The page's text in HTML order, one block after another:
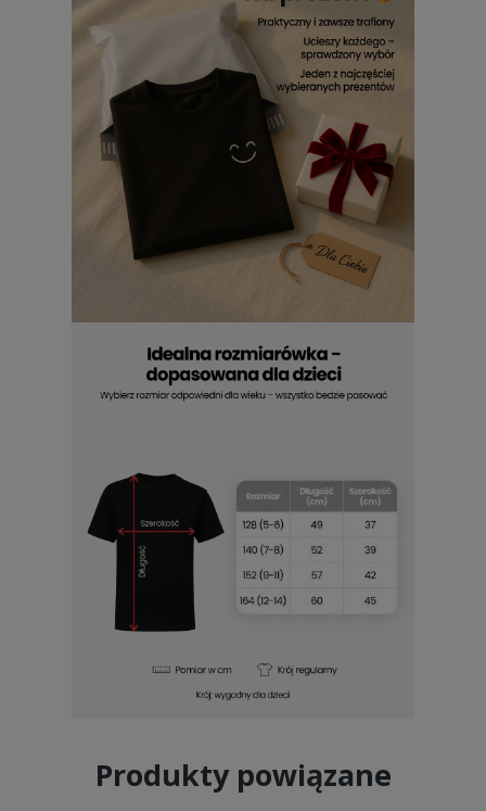
Produkty powiązane